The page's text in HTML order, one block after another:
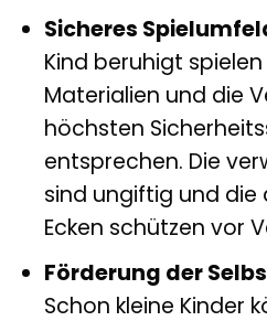
Sicheres
Kind beruhigt
Materialien und die
höchsten
entsprechen. Die
sind ungiftig und
Ecken schützen vor
Förderung der
Schon kleine Kinder